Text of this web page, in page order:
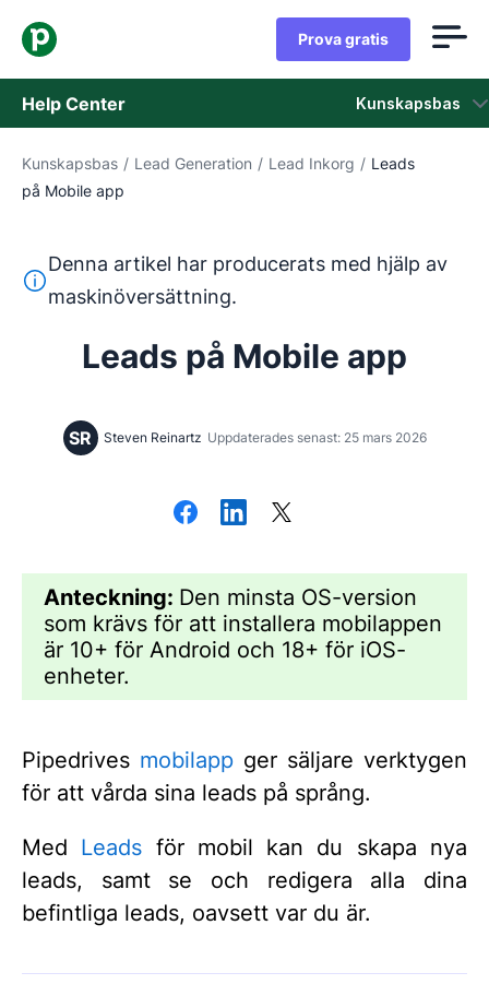
Prova gratis
Help Center Kunskapsbas
Kunskapsbas
Kontaka kundtjänst
Kunskapsbas / Lead Generation / Lead Inkorg / Leads
på Mobile app
Denna text har översatts från engelska med hjälp av
Denna artikel har producerats med hjälp av
maskinöversättning.
Leads på Mobile app
SR Steven Reinartz Uppdaterades senast: 25 mars 2026
Anteckning: Den minsta OS-version
som krävs för att installera mobilappen
är 10+ för Android och 18+ för iOS-
enheter.
Pipedrives mobilapp ger säljare verktygen
för att vårda sina leads på språng.
Med Leads för mobil kan du skapa nya
leads, samt se och redigera alla dina
befintliga leads, oavsett var du är.